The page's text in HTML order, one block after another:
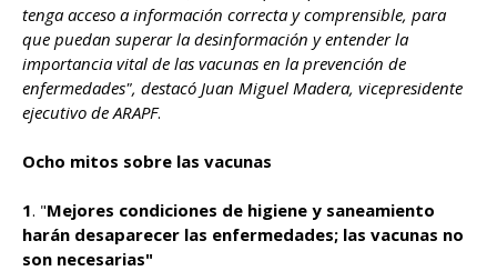
tenga acceso a información correcta y comprensible, para
que puedan superar la desinformación y entender la
importancia vital de las vacunas en la prevención de
enfermedades", destacó Juan Miguel Madera, vicepresidente
ejecutivo de ARAPF.
Ocho mitos sobre las vacunas
1. "Mejores condiciones de higiene y saneamiento
harán desaparecer las enfermedades; las vacunas no
son necesarias"